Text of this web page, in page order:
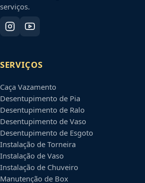
serviços.
SERVIÇOS
Caça Vazamento
Desentupimento de Pia
Desentupimento de Ralo
Desentupimento de Vaso
Desentupimento de Esgoto
Instalação de Torneira
Instalação de Vaso
Instalação de Chuveiro
Manutenção de Box